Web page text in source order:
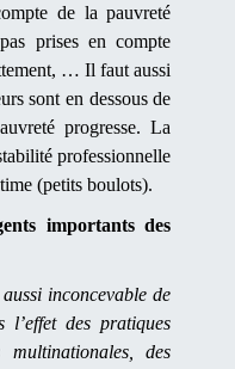
de la pauvreté
prises en compte
… Il faut aussi
sont en dessous de
progresse. La
professionnelle
(petits boulots).
importants des
inconcevable de
des pratiques
multinationales, des